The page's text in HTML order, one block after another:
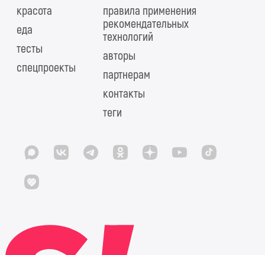
красота
еда
тесты
спецпроекты
правила применения
рекомендательных
технологий
авторы
партнерам
контакты
теги